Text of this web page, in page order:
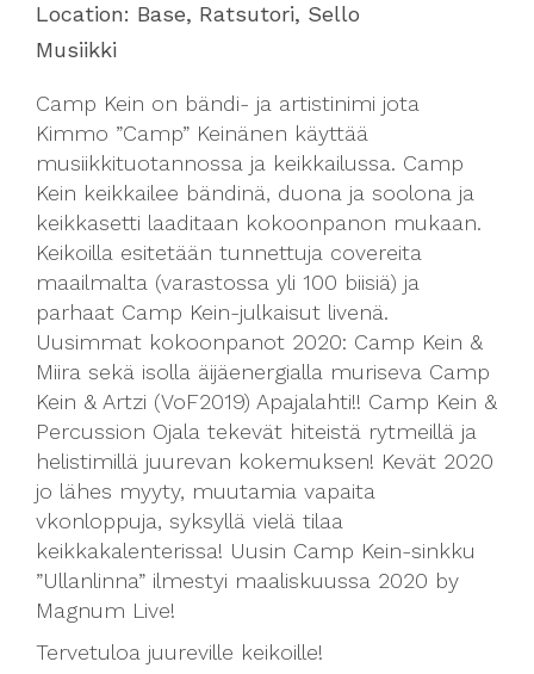
Location: Base, Ratsutori, Sello
Musiikki
Camp Kein on bändi- ja artistinimi jota
Kimmo ”Camp” Keinänen käyttää
musiikkituotannossa ja keikkailussa. Camp
Kein keikkailee bändinä, duona ja soolona ja
keikkasetti laaditaan kokoonpanon mukaan.
Keikoilla esitetään tunnettuja covereita
maailmalta (varastossa yli 100 biisiä) ja
parhaat Camp Kein-julkaisut livenä.
Uusimmat kokoonpanot 2020: Camp Kein &
Miira sekä isolla äijäenergialla muriseva Camp
Kein & Artzi (VoF2019) Apajalahti!! Camp Kein &
Percussion Ojala tekevät hiteistä rytmeillä ja
helistimillä juurevan kokemuksen! Kevät 2020
jo lähes myyty, muutamia vapaita
vkonloppuja, syksyllä vielä tilaa
keikkakalenterissa! Uusin Camp Kein-sinkku
”Ullanlinna” ilmestyi maaliskuussa 2020 by
Magnum Live!
Tervetuloa juureville keikoille!